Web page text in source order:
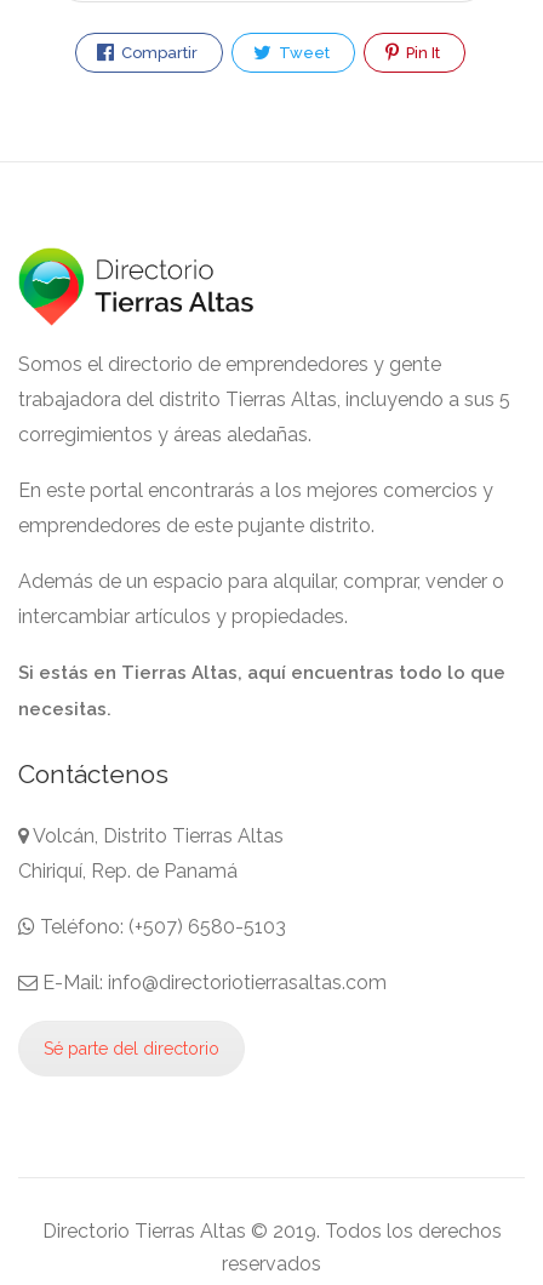
Compartir Tweet Pin It
Somos el directorio de emprendedores y gente
trabajadora del distrito Tierras Altas, incluyendo a sus 5
corregimientos y áreas aledañas.
En este portal encontrarás a los mejores comercios y
emprendedores de este pujante distrito.
Además de un espacio para alquilar, comprar, vender o
intercambiar artículos y propiedades.
Si estás en Tierras Altas, aquí encuentras todo lo que
necesitas.
Contáctenos
Volcán, Distrito Tierras Altas
Chiriquí, Rep. de Panamá
Teléfono: (+507) 6580-5103
E-Mail: info@directoriotierrasaltas.com
Sé parte del directorio
Directorio Tierras Altas © 2019. Todos los derechos
reservados